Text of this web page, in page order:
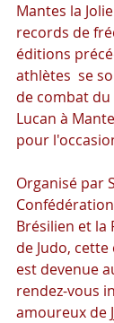
Mantes la
records de
éditions
athlètes  se
de combat du
Lucan à
pour
Organisé par
Brésilien et la
de Judo,
est devenue
rendez-vous
amoureux de